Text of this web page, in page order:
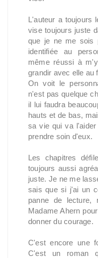
L'auteur a toujours
vise toujours juste
que je ne me sois
identifiée au
même réussi à
grandir avec elle au
On voit le
n'est pas quelque
il lui faudra
hauts et de bas,
sa vie qui va
prendre soin d'eux.
Les chapitres
toujours aussi
juste. Je ne me
sais que si j'ai un
panne de lecture,
Madame Ahern
donner du courage.
C'est encore une
C'est un roman